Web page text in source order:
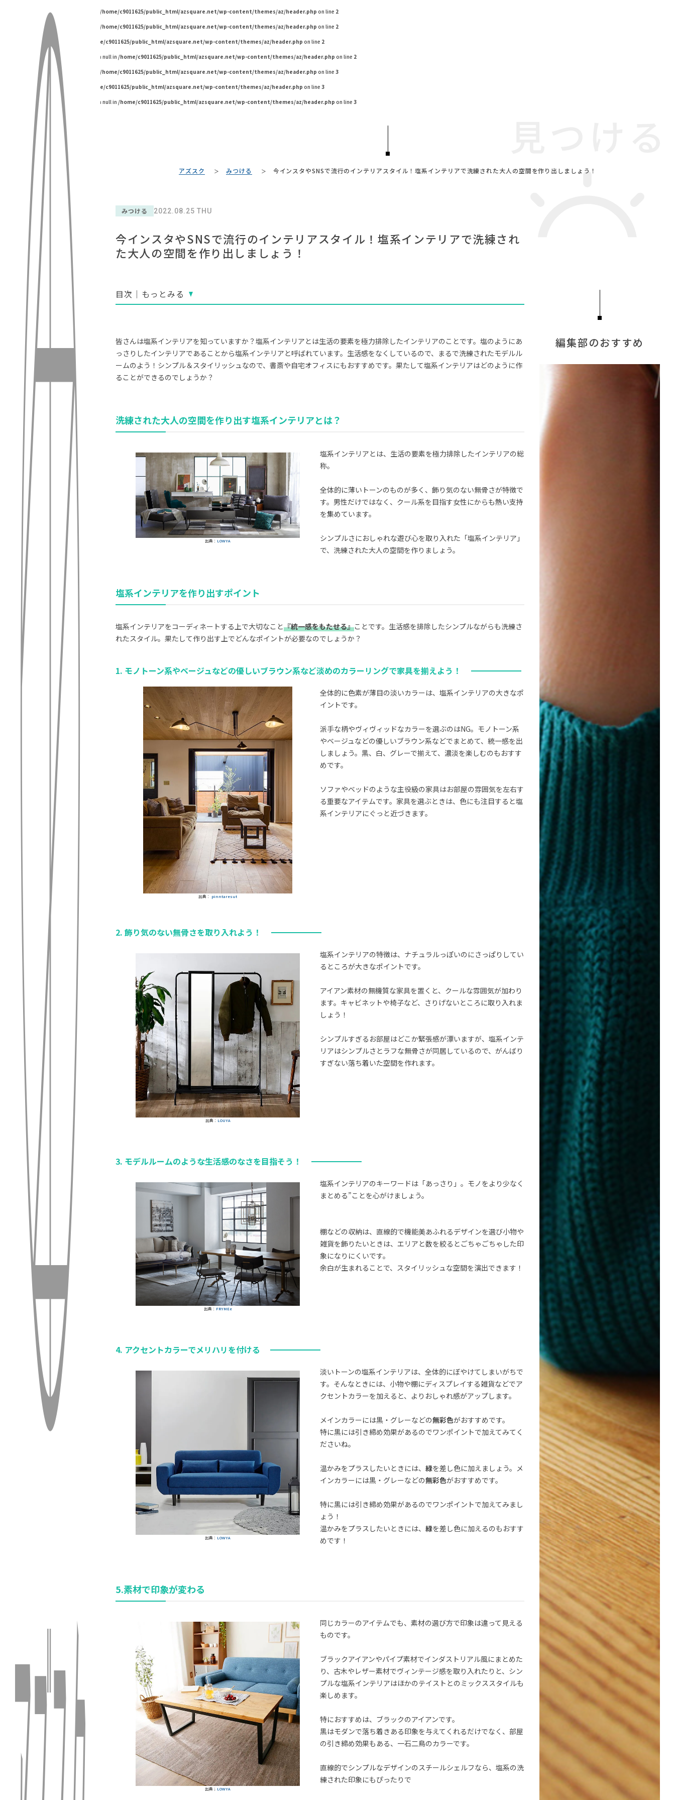
: Undefined variable $pageId in /home/c9011625/public_html/azsquare.net/wp-content/themes/az/header.php on line 2
: Undefined variable $pageId in /home/c9011625/public_html/azsquare.net/wp-content/themes/az/header.php on line 2
: Undefined array key "" in /home/c9011625/public_html/azsquare.net/wp-content/themes/az/header.php on line 2
: Trying to access array offset on null in /home/c9011625/public_html/azsquare.net/wp-content/themes/az/header.php on line 2
: Undefined variable $pageId in /home/c9011625/public_html/azsquare.net/wp-content/themes/az/header.php on line 3
: Undefined array key "" in /home/c9011625/public_html/azsquare.net/wp-content/themes/az/header.php on line 3
: Trying to access array offset on null in /home/c9011625/public_html/azsquare.net/wp-content/themes/az/header.php on line 3
#ニトリ
#大川家具 #無印良品#木図鑑 #IKEA#DINOS CORPORATION#石田ゆり子
#テーブル#インテリアの法則#河淳 #インテリアコーディネート#2022 夏ドラマ
#間宮祥太朗 #インダストリアルスタイル
アズスク みつける 今インスタやSNSで流行のインテリアスタイル！塩系インテリアで洗練された大人の空間を作り出しましょう！
みつける 2022.08.25 THU
今インスタやSNSで流行のインテリアスタイル！塩系インテリアで洗練され
た大人の空間を作り出しましょう！
目次｜もっとみる
皆さんは塩系インテリアを知っていますか？塩系インテリアとは生活の要素を極力排除したインテリアのことです。塩のようにあ
っさりしたインテリアであることから塩系インテリアと呼ばれています。生活感をなくしているので、まるで洗練されたモデルル
ームのよう！シンプル＆スタイリッシュなので、書斎や自宅オフィスにもおすすめです。果たして塩系インテリアはどのように作
ることができるのでしょうか？
洗練された大人の空間を作り出す塩系インテリアとは？
出典： LOWYA
塩系インテリアとは、生活の要素を極力排除したインテリアの総
称。
全体的に薄いトーンのものが多く、飾り気のない無骨さが特徴で
す。男性だけではなく、クール系を目指す女性にからも熱い支持
を集めています。
シンプルさにおしゃれな遊び心を取り入れた「塩系インテリア」
で、洗練された大人の空間を作りましょう。
塩系インテリアを作り出すポイント
塩系インテリアをコーディネートする上で大切なこと『統一感をもたせる』ことです。生活感を排除したシンプルながらも洗練さ
れたスタイル。果たして作り出す上でどんなポイントが必要なのでしょうか？
1. モノトーン系やベージュなどの優しいブラウン系など淡めのカラーリングで家具を揃えよう！
出典： pinntaresut
全体的に色素が薄目の淡いカラーは、塩系インテリアの大きなポ
イントです。
派手な柄やヴィヴィッドなカラーを選ぶのはNG。モノトーン系
やベージュなどの優しいブラウン系などでまとめて、統一感を出
しましょう。黒、白、グレーで揃えて、濃淡を楽しむのもおすす
めです。
ソファやベッドのような主役級の家具はお部屋の雰囲気を左右す
る重要なアイテムです。家具を選ぶときは、色にも注目すると塩
系インテリアにぐっと近づきます。
2. 飾り気のない無骨さを取り入れよう！
出典： LOUYA
塩系インテリアの特徴は、ナチュラルっぽいのにさっぱりしてい
るところが大きなポイントです。
アイアン素材の無機質な家具を置くと、クールな雰囲気が加わり
ます。キャビネットや椅子など、さりげないところに取り入れま
しょう！
シンプルすぎるお部屋はどこか緊張感が漂いますが、塩系インテ
リアはシンプルさとラフな無骨さが同居しているので、がんばり
すぎない落ち着いた空間を作れます。
3. モデルルームのような生活感のなさを目指そう！
出典： FRYMEe
塩系インテリアのキーワードは「あっさり」。モノをより少なく
まとめる”ことを心がけましょう。
棚などの収納は、直線的で機能美あふれるデザインを選び小物や
雑貨を飾りたいときは、エリアと数を絞るとごちゃごちゃした印
象になりにくいです。
余白が生まれることで、スタイリッシュな空間を演出できます！
4. アクセントカラーでメリハリを付ける
出典： LOWYA
淡いトーンの塩系インテリアは、全体的にぼやけてしまいがちで
す。そんなときには、小物や棚にディスプレイする雑貨などでア
クセントカラーを加えると、よりおしゃれ感がアップします。
メインカラーには黒・グレーなどの無彩色がおすすめです。
特に黒には引き締め効果があるのでワンポイントで加えてみてく
ださいね。
温かみをプラスしたいときには、 緑を差し色に加えましょう。メ
インカラーには黒・グレーなどの無彩色がおすすめです。
特に黒には引き締め効果があるのでワンポイントで加えてみまし
ょう！
温かみをプラスしたいときには、 緑を差し色に加えるのもおすす
めです！
5.素材で印象が変わる
出典； LOWYA
同じカラーのアイテムでも、素材の選び方で印象は違って見える
ものです。
ブラックアイアンやパイプ素材でインダストリアル風にまとめた
り、古木やレザー素材でヴィンテージ感を取り入れたりと、シン
プルな塩系インテリアはほかのテイストとのミックススタイルも
楽しめます。
特におすすめは、ブラックのアイアンです。
黒はモダンで落ち着きある印象を与えてくれるだけでなく、部屋
の引き締め効果もある、一石二鳥のカラーです。
直線的でシンプルなデザインのスチールシェルフなら、塩系の洗
練された印象にもぴったりで
編集部のおすすめ